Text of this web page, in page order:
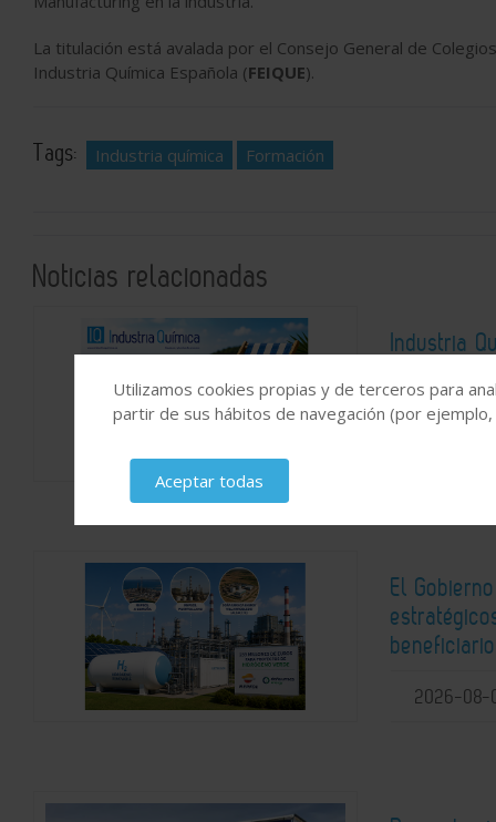
La titulación está avalada por el Consejo General de
Industria Química Española (FEIQUE).
Tags: Industria química Formación
Noticias relacionadas
Industria
2026-08-
El
beneficiario
2026-08-
Utilizamos cookies propias y de terceros para
partir de sus hábitos de navegación (por
Aceptar todas